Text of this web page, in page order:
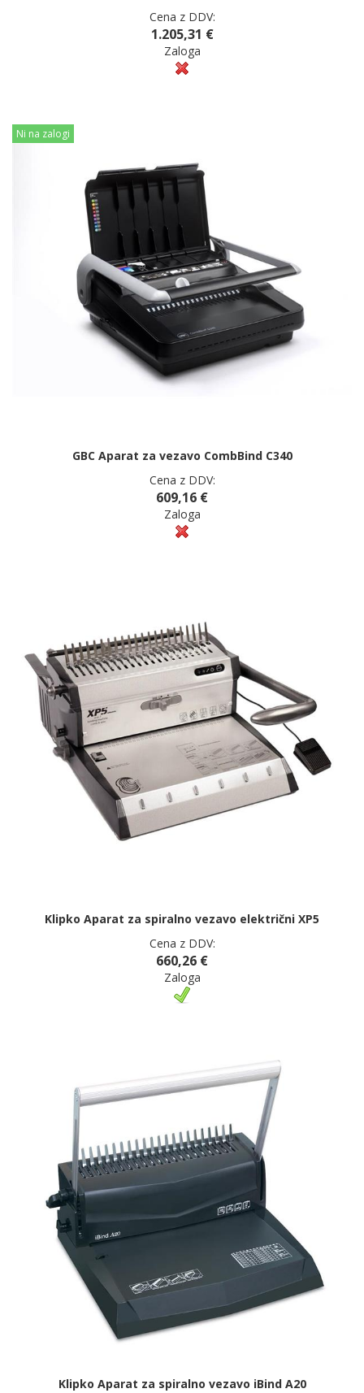
Cena z DDV:
1.205,31 €
Zaloga
Ni na zalogi
GBC Aparat za vezavo CombBind C340
Cena z DDV:
609,16 €
Zaloga
Klipko Aparat za spiralno vezavo električni XP5
Cena z DDV:
660,26 €
Zaloga
Klipko Aparat za spiralno vezavo iBind A20